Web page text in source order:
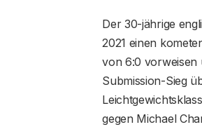
Der 30-jährige
2021 einen
von 6:0 vorweisen
Submission-Sieg
gegen Michael